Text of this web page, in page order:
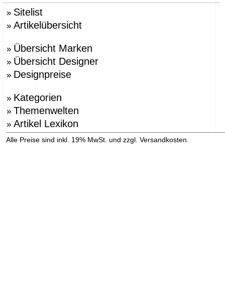
» Sitelist
» Artikelübersicht
» Übersicht Marken
» Übersicht Designer
» Designpreise
» Kategorien
» Themenwelten
» Artikel Lexikon
Alle Preise sind inkl. 19% MwSt. und zzgl. Versandkosten.